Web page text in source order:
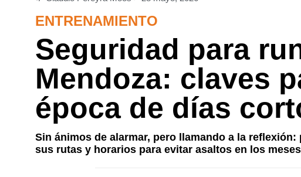
ENTRENAMIENTO
Seguridad para
Mendoza: claves
época de días
Sin ánimos de alarmar, pero llamando a la
sus rutas y horarios para evitar asaltos en los